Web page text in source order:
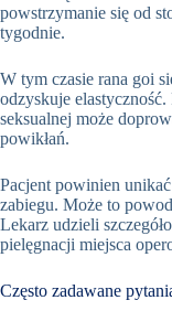
powstrzymanie się od
tygodnie.
W tym czasie rana goi
odzyskuje
seksualnej może
powikłań.
Pacjent powinien
zabiegu. Może to
Lekarz udzieli
pielęgnacji miejsca
Często zadawane